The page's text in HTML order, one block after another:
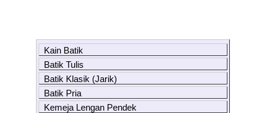
Kain Batik
Batik Tulis
Batik Klasik (Jarik)
Batik Pria
Kemeja Lengan Pendek